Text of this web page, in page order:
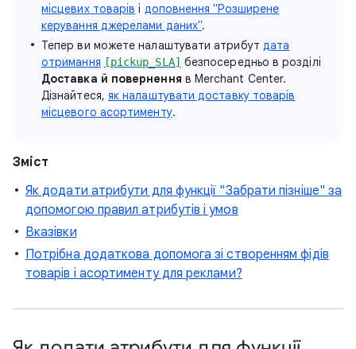
місцевих товарів і доповнення "Розширене
керування джерелами даних".
Тепер ви можете налаштувати атрибут дата
отримання [pickup_SLA] безпосередньо в розділі
Доставка й повернення в Merchant Center.
Дізнайтеся, як налаштувати доставку товарів
місцевого асортименту.
Зміст
Як додати атрибути для функції "Забрати пізніше" за
допомогою правил атрибутів і умов
Вказівки
Потрібна додаткова допомога зі створенням фідів
товарів і асортименту для реклами?